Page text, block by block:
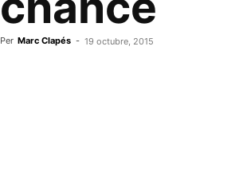
Per Marc Clapés - 19 octubre, 2015